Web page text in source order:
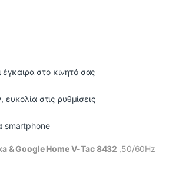
στο κινητό σας
στις ρυθμίσεις
smartphone
& Google Home V-Tac 8432 ,50/60Hz